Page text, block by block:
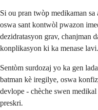
Si ou pran twòp medikaman
oswa sant kontwòl pwazon
dezidratasyon grav, chanjman
konplikasyon ki ka menase lavi.
Sentòm surdozaj yo ka gen
batman kè iregilye, oswa
devlope - chèche swen
preskri.